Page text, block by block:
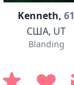
Kenneth, 61
США, UT
Blanding